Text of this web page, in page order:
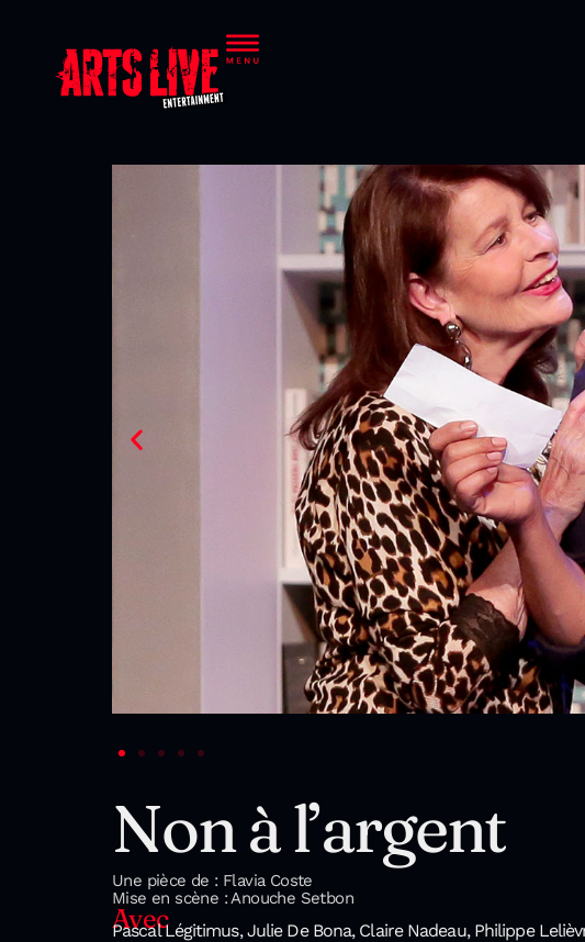
Non à l’argent
Une pièce de : Flavia Coste
Mise en scène : Anouche Setbon
Avec
Pascal Légitimus, Julie De Bona, Claire Nadeau, Philippe